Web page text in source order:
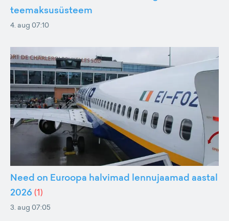
teemaksusüsteem
4. aug 07:10
Need on Euroopa halvimad lennujaamad aastal
2026 (1)
3. aug 07:05